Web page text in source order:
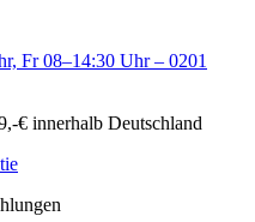
Fr 08–14:30 Uhr – 0201
€ innerhalb Deutschland